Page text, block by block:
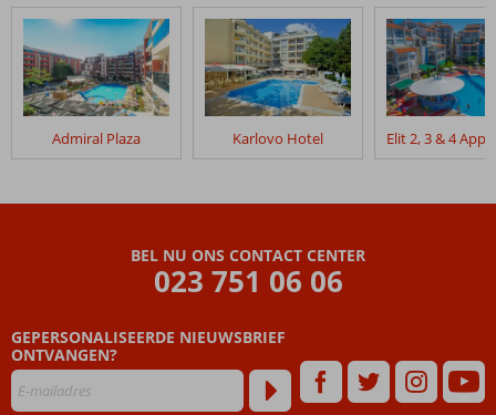
klanten
geschreven
na
hun
verblijf
Beoordelingen
dan
48
Admiral Plaza Karlovo Hotel
BEL NU ONS CONTACT CENTER
023 751 06 06
GEPERSONALISEERDE NIEUWSBRIEF
ONTVANGEN?